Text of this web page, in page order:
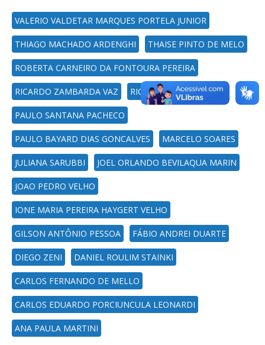
VALERIO VALDETAR MARQUES PORTELA JUNIOR
THIAGO MACHADO ARDENGHI THAISE PINTO DE MELO
ROBERTA CARNEIRO DA FONTOURA PEREIRA
RICARDO ZAMBARDA VAZ RICARDO POZZOBON
PAULO SANTANA PACHECO
PAULO BAYARD DIAS GONCALVES MARCELO SOARES
JULIANA SARUBBI JOEL ORLANDO BEVILAQUA MARIN
JOAO PEDRO VELHO
IONE MARIA PEREIRA HAYGERT VELHO
GILSON ANTÔNIO PESSOA FÁBIO ANDREI DUARTE
DIEGO ZENI DANIEL ROULIM STAINKI
CARLOS FERNANDO DE MELLO
CARLOS EDUARDO PORCIUNCULA LEONARDI
ANA PAULA MARTINI